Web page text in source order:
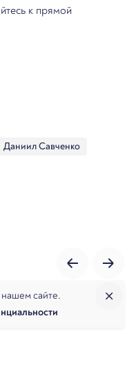
к прямой
Даниил Савченко
проекта «The
банкротного
сайте.